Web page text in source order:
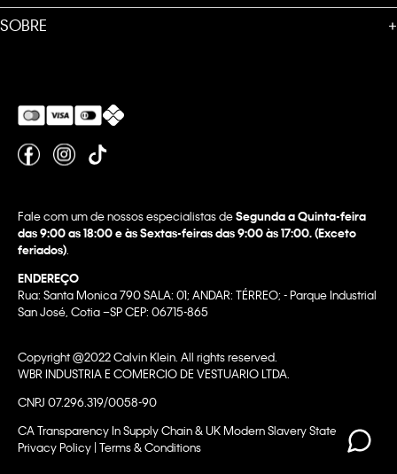
SOBRE +
Fale com um de nossos especialistas deSegunda a Quinta-feira
das 9:00 as 18:00 e às Sextas-feiras das 9:00 às 17:00. (Exceto
feriados)
ENDEREÇO
Rua: Santa Monica 790 SALA: 01; ANDAR: TÉRREO; - Parque Industrial
San José, Cotia –SP CEP: 06715-865
Copyright @2022 Calvin Klein. All rights reserved.
WBR INDUSTRIA E COMERCIO DE VESTUARIO LTDA.
CNPJ 07.296.319/0058-90
CA Transparency In Supply Chain & UK Modern Slavery Statement |
Privacy Policy | Terms & Conditions